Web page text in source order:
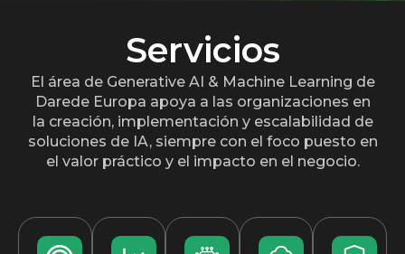
Servicios
El área de Generative AI & Machine Learning de
Darede Europa apoya a las organizaciones en
la creación, implementación y escalabilidad de
soluciones de IA, siempre con el foco puesto en
el valor práctico y el impacto en el negocio.